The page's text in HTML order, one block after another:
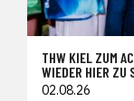
THW KIEL ZUM
WIEDER HIER ZU
02.08.26